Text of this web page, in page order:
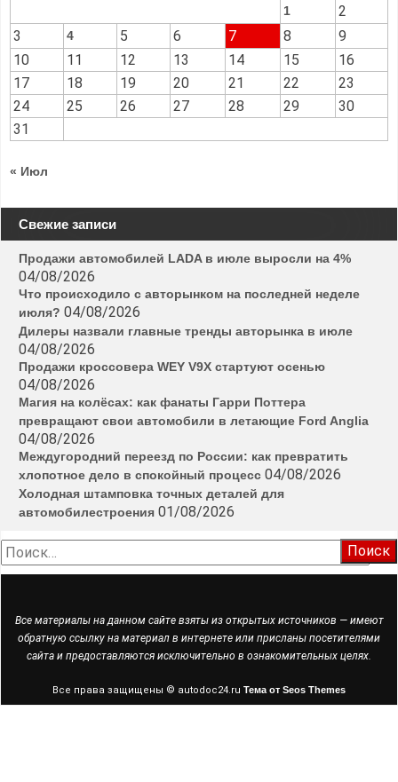
1
2
3
4 5 6 7 8
9
10
11 12 13 14 15
16
17
18 19 20 21 22
23
24
25 26 27 28 29
30
31
« Июл
Свежие записи
Продажи автомобилей LADA в июле выросли на 4%
04/08/2026
Что происходило с авторынком на последней неделе
июля? 04/08/2026
Дилеры назвали главные тренды авторынка в июле
04/08/2026
Продажи кроссовера WEY V9X стартуют осенью
04/08/2026
Магия на колёсах: как фанаты Гарри Поттера
превращают свои автомобили в летающие Ford Anglia
04/08/2026
Междугородний переезд по России: как превратить
хлопотное дело в спокойный процесс 04/08/2026
Холодная штамповка точных деталей для
автомобилестроения 01/08/2026
Найти:
Все материалы на данном сайте взяты из открытых источников — имеют
обратную ссылку на материал в интернете или присланы посетителями
сайта и предоставляются исключительно в ознакомительных целях.
Все права защищены © autodoc24.ru Тема от Seos Themes